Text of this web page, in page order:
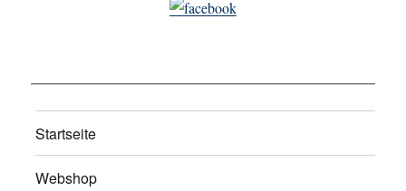
Startseite
Webshop